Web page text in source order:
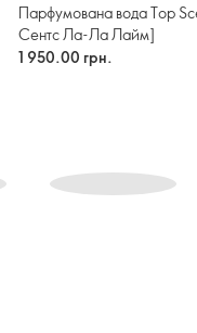
Парфумована вода Top
Сентс Ла-Ла Лайм]
1 950.00 грн.